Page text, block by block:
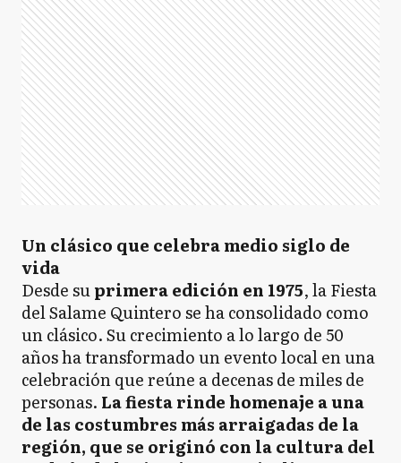
Un clásico que celebra medio siglo de
vida
Desde suprimera edición en 1975, la Fiesta
del Salame Quintero se ha consolidado como
un clásico. Su crecimiento a lo largo de 50
años ha transformado un evento local en una
celebración que reúne a decenas de miles de
personas. La fiesta rinde homenaje a una
de las costumbres más arraigadas de la
región, que se originó con la cultura del